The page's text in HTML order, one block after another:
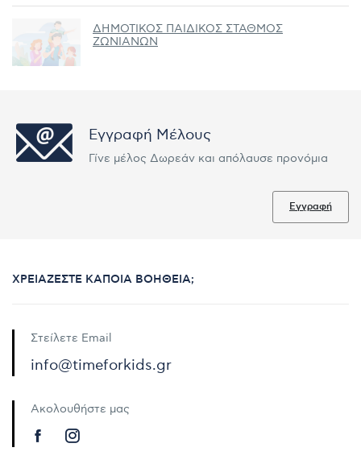
ΔΗΜΟΤΙΚΟΣ ΠΑΙΔΙΚΟΣ ΣΤΑΘΜΟΣ
ΖΩΝΙΑΝΩΝ
Εγγραφή Μέλους
Γίνε μέλος Δωρεάν και απόλαυσε προνόμια
Εγγραφή
ΧΡΕΙΆΖΕΣΤΕ ΚΆΠΟΙΑ ΒΟΉΘΕΙΑ;
Στείλετε Email
info@timeforkids.gr
Ακολουθήστε μας